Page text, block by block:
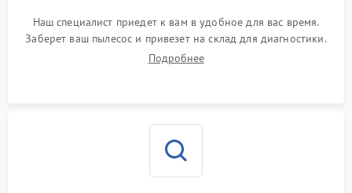
Наш специалист приедет к вам в удобное для вас время.
Заберет ваш пылесос и привезет на склад для диагностики.
Подробнее